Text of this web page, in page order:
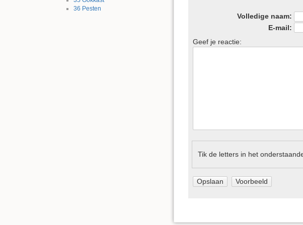
36 Pesten
Volledige naam:
E-mail:
Geef je reactie:
Tik de letters in het